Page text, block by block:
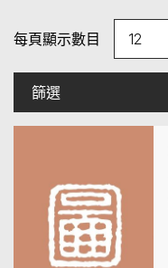
篩選
每頁顯示數目